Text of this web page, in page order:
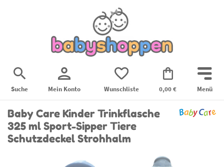
Suche Mein Konto Wunschliste 0,00 € Menü
Baby Care Kinder Trinkflasche
325 ml Sport-Sipper Tiere
Schutzdeckel Strohhalm